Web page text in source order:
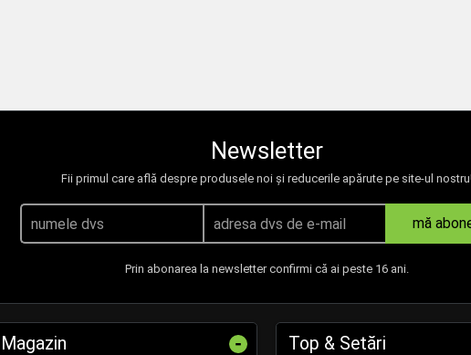
Newsletter
Fii primul care află despre produsele noi și reducerile apărute pe site-ul
mă
Prin abonarea la newsletter confirmi că ai peste 16 ani.
Magazin - Top & Setări